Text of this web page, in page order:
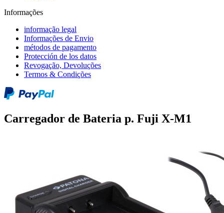
Informações
informação legal
Informações de Envio
métodos de pagamento
Protección de los datos
Revogação, Devoluções
Termos & Condições
Carregador de Bateria p. Fuji X-M1